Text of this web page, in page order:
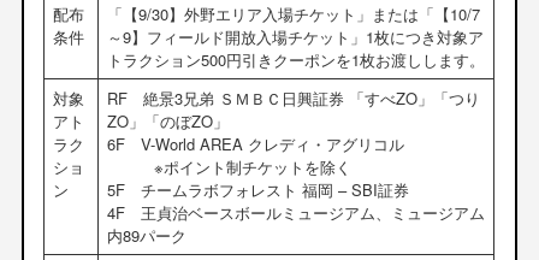
配布
条件
「【9/30】外野エリア入場チケット」または「【10/7
～9】フィールド開放入場チケット」1枚につき対象ア
トラクション500円引きクーポンを1枚お渡しします。
対象
アト
ラク
ショ
ン
RF 絶景3兄弟 ＳＭＢＣ日興証券 「すべZO」「つり
ZO」「のぼZO」
6F V-World AREA クレディ・アグリコル
※ポイント制チケットを除く
5F チームラボフォレスト 福岡 – SBI証券
4F 王貞治ベースボールミュージアム、ミュージアム
内89パーク